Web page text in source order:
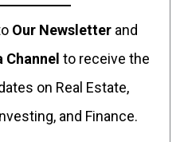
Our Newsletter and
to receive the
on Real Estate,
and Finance.